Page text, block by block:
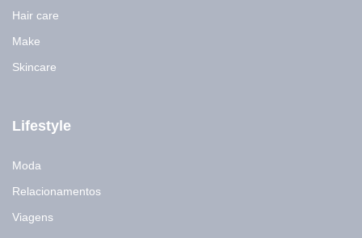
Hair care
Make
Skincare
Lifestyle
Moda
Relacionamentos
Viagens